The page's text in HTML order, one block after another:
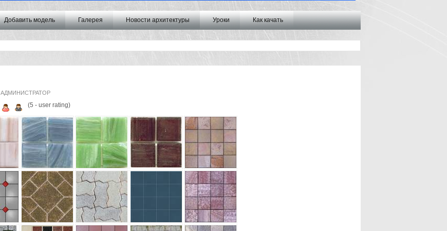
Добавить модель Галерея Новости архитектуры Уроки Как качать
АДМИНИСТРАТОР
(5 - user rating)